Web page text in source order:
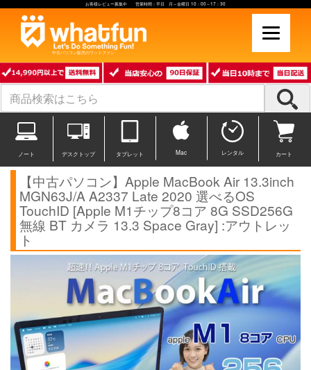
お客様レビュー募集中 営業時間：平日 月～金曜日 10：00～17：30
中古パソコン販売のワットファン
ノート デスクトップ タブレット Mac レンタル カート
【中古パソコン】Apple MacBook Air 13.3inch
MGN63J/A A2337 Late 2020 選べるOS
TouchID [Apple M1チップ8コア 8G SSD256G
無線 BT カメラ 13.3 Space Gray] :アウトレッ
ト